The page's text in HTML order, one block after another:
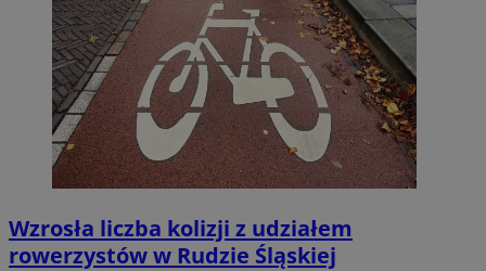
Wzrosła liczba kolizji z udziałem
rowerzystów w Rudzie Śląskiej